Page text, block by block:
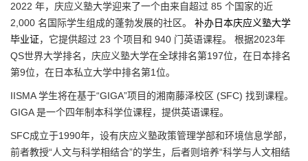
2022 年，庆应义塾大学迎来了一个由来自超过 85 个国家的近
2,000 名国际学生组成的蓬勃发展的社区。 补办日本庆应义塾大学
毕业证，它提供超过 23 个项目和 940 门英语课程。 根据2023年
QS世界大学排名，庆应义塾大学在全球排名第197位，在日本排名
第9位，在日本私立大学中排名第1位。
IISMA 学生将在基于“GIGA”项目的湘南藤泽校区 (SFC) 找到课程。
GIGA 是一个四年制本科学位课程，提供英语课程。
SFC成立于1990年，设有庆应义塾政策管理学部和环境信息学部，
前者教授“人文与科学相结合”的学生，后者则培养“科学与人文相结